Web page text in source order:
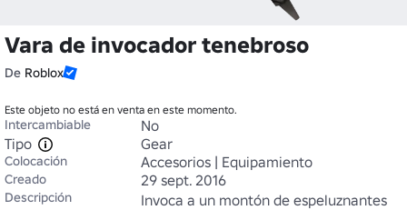
Vara de invocador tenebroso
De Roblox
Este objeto no está en venta en este momento.
Intercambiable
No
Tipo
Gear
Colocación Accesorios | Equipamiento
Creado 29 sept. 2016
Descripción
Invoca a un montón de espeluznantes